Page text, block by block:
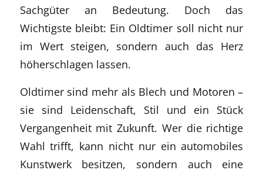
Sachgüter an Bedeutung. Doch das
Wichtigste bleibt: Ein Oldtimer soll nicht nur
im Wert steigen, sondern auch das Herz
höherschlagen lassen.
Oldtimer sind mehr als Blech und Motoren –
sie sind Leidenschaft, Stil und ein Stück
Vergangenheit mit Zukunft. Wer die richtige
Wahl trifft, kann nicht nur ein automobiles
Kunstwerk besitzen, sondern auch eine